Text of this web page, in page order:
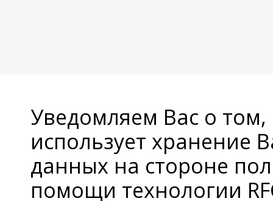
Уведомляем Вас о
использует хранение
данных на стороне
помощи технологии